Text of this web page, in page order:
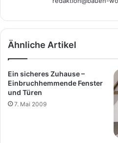
Ähnliche Artikel
Ein sicheres Zuhause –
Einbruchhemmende Fenster
und Türen
7. Mai 2009